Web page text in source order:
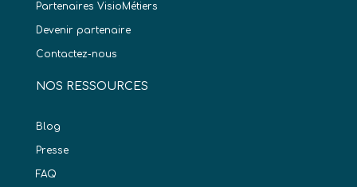
Partenaires VisioMétiers
Devenir partenaire
Contactez-nous
NOS RESSOURCES
Blog
Presse
FAQ